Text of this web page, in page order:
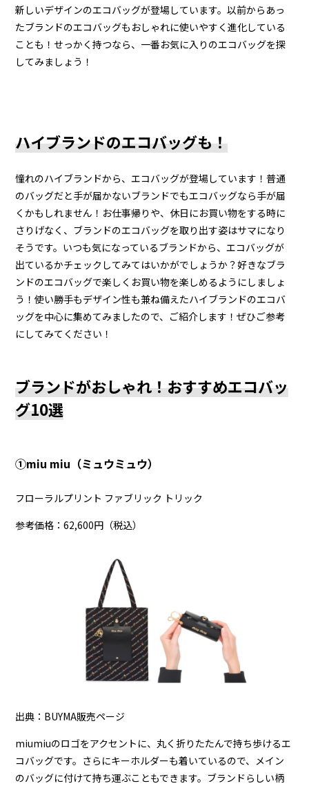
新しいデザインのエコバッグが登場しています。以前からあっ
たブランドのエコバッグもおしゃれに使いやすく進化している
ことも！ せっかく持つなら、一番お気に入りのエコバッグを探
してみましょう！
ハイブランドのエコバッグも！
憧れのハイブランドから、エコバッグが登場しています！普通
のバッグだと手が届かないブランドでもエコバッグなら手が届
くかもしれません！お仕事帰りや、休日にお買い物をする時に
さりげなく、ブランドのエコバッグを取り出す姿はサマになり
そうです。いつも気になっているブランドから、エコバッグが
出ているかチェックしてみてはいかがでしょうか？好きなブラ
ンドのエコバッグで楽しくお買い物を楽しめるようにしましょ
う！使い勝手もデザイン性も兼ね備えたハイブランドのエコバ
ッグを中心に集めてみましたので、ご紹介します！ぜひご参考
にしてみてください！
ブランドがおしゃれ！おすすめエコバッ
グ10選
➀miu miu（ミュウミュウ）
フローラルプリント ファブリック トリック
参考価格：62,600円（税込）
出典：BUYMA販売ページ
miumiuのロゴをアクセントに、丸く折りたたんで持ち歩けるエ
コバッグです。さらにキーホルダーも着いているので、メイン
のバッグに付けて持ち運ぶこともできます。ブランドらしい柄